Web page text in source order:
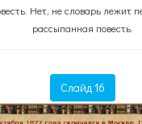
Нет, не словарь лежит
рассыпанная повесть.
Слайд 16